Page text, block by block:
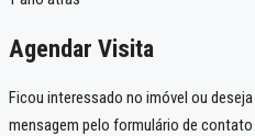
Agendar Visita
Ficou interessado no imóvel ou
mensagem pelo formulário de